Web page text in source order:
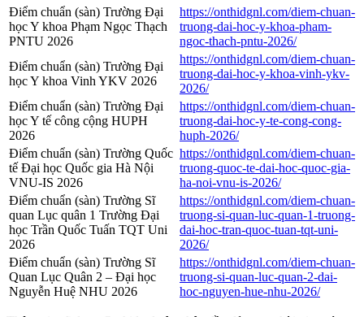
Điểm chuẩn (sàn) Trường Đại
học Y khoa Phạm Ngọc Thạch
PNTU 2026
https://onthidgnl.com/diem-chuan-
truong-dai-hoc-y-khoa-pham-
ngoc-thach-pntu-2026/
Điểm chuẩn (sàn) Trường Đại
học Y khoa Vinh YKV 2026
https://onthidgnl.com/diem-chuan-
truong-dai-hoc-y-khoa-vinh-ykv-
2026/
Điểm chuẩn (sàn) Trường Đại
học Y tế công cộng HUPH
2026
https://onthidgnl.com/diem-chuan-
truong-dai-hoc-y-te-cong-cong-
huph-2026/
Điểm chuẩn (sàn) Trường Quốc
tế Đại học Quốc gia Hà Nội
VNU-IS 2026
https://onthidgnl.com/diem-chuan-
truong-quoc-te-dai-hoc-quoc-gia-
ha-noi-vnu-is-2026/
Điểm chuẩn (sàn) Trường Sĩ
quan Lục quân 1 Trường Đại
học Trần Quốc Tuấn TQT Uni
2026
https://onthidgnl.com/diem-chuan-
truong-si-quan-luc-quan-1-truong-
dai-hoc-tran-quoc-tuan-tqt-uni-
2026/
Điểm chuẩn (sàn) Trường Sĩ
Quan Lục Quân 2 – Đại học
Nguyễn Huệ NHU 2026
https://onthidgnl.com/diem-chuan-
truong-si-quan-luc-quan-2-dai-
hoc-nguyen-hue-nhu-2026/